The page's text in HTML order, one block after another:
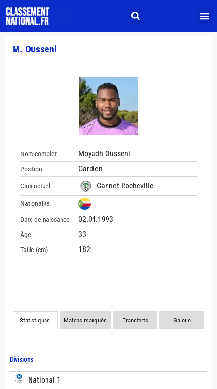
Divisions
National 1
M. Ousseni
Nom complet Moyadh Ousseni
Position Gardien
Club actuel Cannet Rocheville
Nationalité
Date de naissance 02.04.1993
Âge 33
Taille (cm) 182
Statistiques Matchs manqués Transferts Galerie